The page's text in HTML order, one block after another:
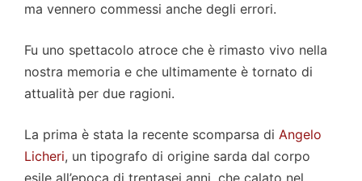
ma vennero commessi anche degli errori.
Fu uno spettacolo atroce che è rimasto vivo nella
nostra memoria e che ultimamente è tornato di
attualità per due ragioni.
La prima è stata la recente scomparsa di Angelo
Licheri, un tipografo di origine sarda dal corpo